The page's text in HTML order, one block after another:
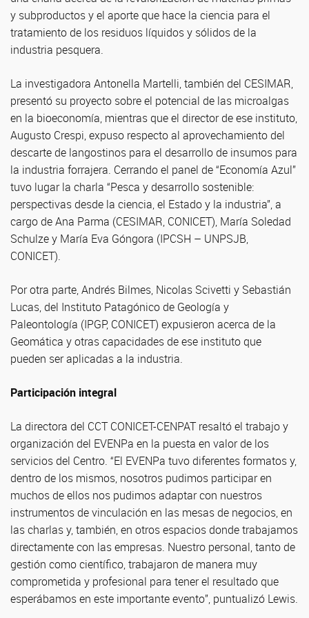
y subproductos y el aporte que hace la ciencia para el
tratamiento de los residuos líquidos y sólidos de la
industria pesquera.
La investigadora Antonella Martelli, también del CESIMAR,
presentó su proyecto sobre el potencial de las microalgas
en la bioeconomía, mientras que el director de ese instituto,
Augusto Crespi, expuso respecto al aprovechamiento del
descarte de langostinos para el desarrollo de insumos para
la industria forrajera. Cerrando el panel de “Economía Azul”
tuvo lugar la charla “Pesca y desarrollo sostenible:
perspectivas desde la ciencia, el Estado y la industria”, a
cargo de Ana Parma (CESIMAR, CONICET), María Soledad
Schulze y María Eva Góngora (IPCSH – UNPSJB,
CONICET).
Por otra parte, Andrés Bilmes, Nicolas Scivetti y Sebastián
Lucas, del Instituto Patagónico de Geología y
Paleontología (IPGP, CONICET) expusieron acerca de la
Geomática y otras capacidades de ese instituto que
pueden ser aplicadas a la industria.
Participación integral
La directora del CCT CONICET-CENPAT resaltó el trabajo y
organización del EVENPa en la puesta en valor de los
servicios del Centro. “El EVENPa tuvo diferentes formatos y,
dentro de los mismos, nosotros pudimos participar en
muchos de ellos nos pudimos adaptar con nuestros
instrumentos de vinculación en las mesas de negocios, en
las charlas y, también, en otros espacios donde trabajamos
directamente con las empresas. Nuestro personal, tanto de
gestión como científico, trabajaron de manera muy
comprometida y profesional para tener el resultado que
esperábamos en este importante evento”, puntualizó Lewis.